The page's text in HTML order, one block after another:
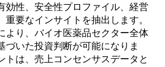
効性、安全性プロファイル、経営
重要なインサイトを抽出します。
より、バイオ医薬品セクター全体
づいた投資判断が可能になりま
トは、売上コンセンサスデータと